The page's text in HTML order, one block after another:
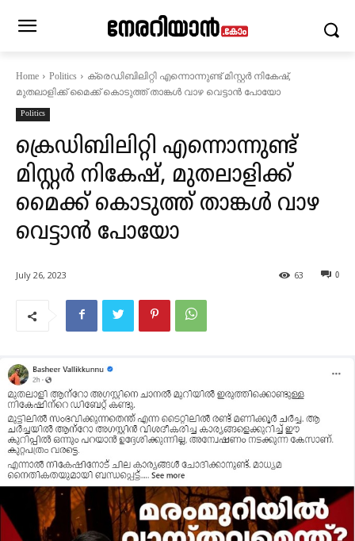
Home Politics
ക്രെഡിബിലിറ്റി എന്നൊന്നുണ്ട് മിസ്റ്റർ നികേഷ്,
മുതലാളിക്ക് മൈക്ക് കൊടുത്ത് താങ്കൾ വാഴ വെട്ടാൻ പോയോ
Politics
ക്രെഡിബിലിറ്റി എന്നൊന്നുണ്ട്
മിസ്റ്റർ നികേഷ്, മുതലാളിക്ക്
മൈക്ക് കൊടുത്ത് താങ്കൾ വാഴ
വെട്ടാൻ പോയോ
July 26, 2023 0
63